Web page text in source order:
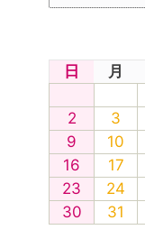
日
月
2
3
9
10
16
17
23
24
30
31